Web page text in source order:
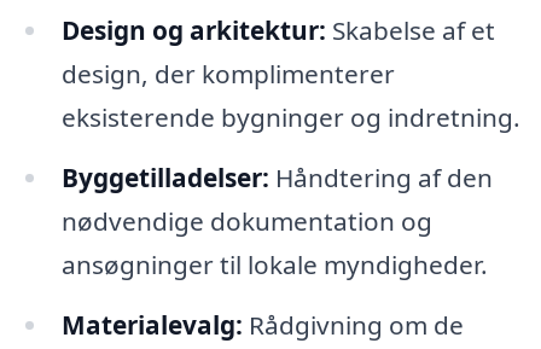
Design og arkitektur: Skabelse af et
design, der komplimenterer
eksisterende bygninger og indretning.
Byggetilladelser: Håndtering af den
nødvendige dokumentation og
ansøgninger til lokale myndigheder.
Materialevalg: Rådgivning om de